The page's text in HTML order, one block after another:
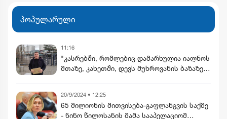
პოპულარული
11:16
"კასრებში, რომლებიც დამარხულია იალნოს
მთაზე, კახეთში, დევს მუხროვანის ბაზაზე
20/9/2024 • 12:25
65 მილიონის მითვისება-გაფლანგვის საქმე
- ნინო წილოსანის მამა სააპელაციომ